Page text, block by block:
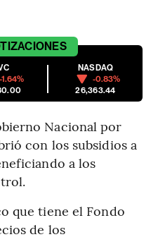
-1.64%
NASDAQ
-0.83%
26,363.44
Nacional por
con los subsidios a
a los
que tiene el Fondo
de los